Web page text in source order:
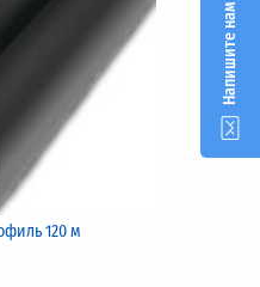
120 м
Напишите нам